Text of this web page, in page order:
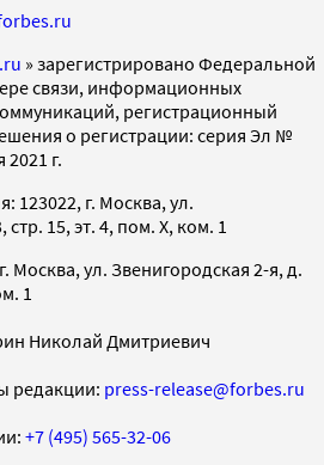
» зарегистрировано Федеральной
связи, информационных
регистрационный
о регистрации: серия Эл №
г.
123022, г. Москва, ул.
15, эт. 4, пом. X, ком. 1
Москва, ул. Звенигородская 2-я, д.
1
Николай Дмитриевич
редакции: press-release@forbes.ru
+7 (495) 565-32-06